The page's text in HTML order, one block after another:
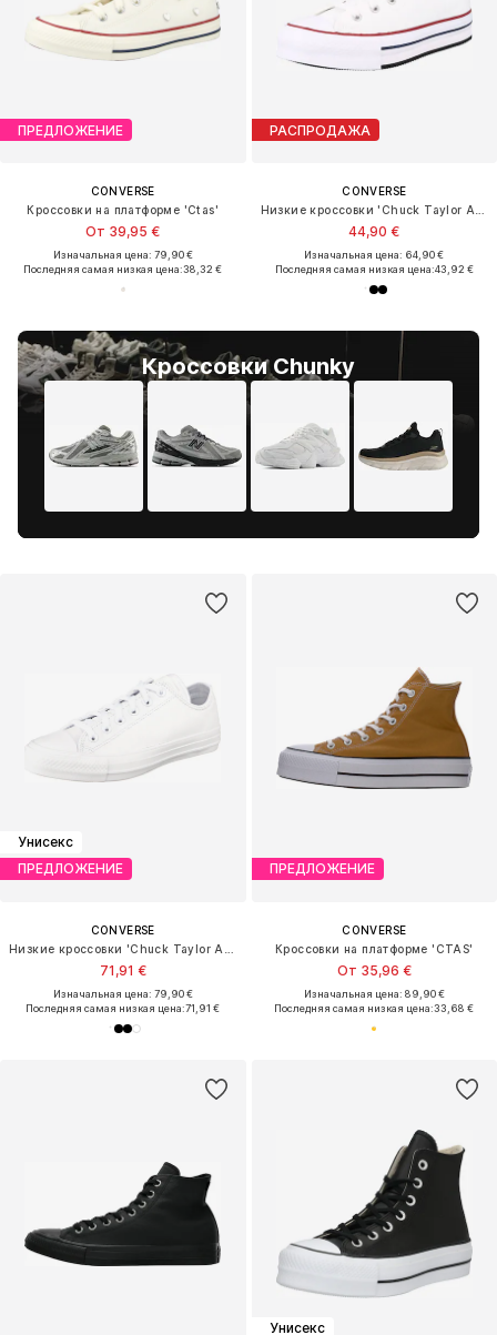
ПРЕДЛОЖЕНИЕ
CONVERSE
Кроссовки на платформе 'Ctas'
От 39,95 €
Изначальная цена: 79,90 €
Последняя самая низкая цена:38,32 €
Кроссовки Chunky
РАСПРОДАЖА
CONVERSE
44,90 €
Изначальная цена: 64,90 €
Последняя самая низкая цена:43,92 €
Унисекс
ПРЕДЛОЖЕНИЕ
CONVERSE
71,91 €
Изначальная цена: 79,90 €
Последняя самая низкая цена:71,91 €
ПРЕДЛОЖЕНИЕ
CONVERSE
Кроссовки на платформе 'CTAS'
От 35,96 €
Изначальная цена: 89,90 €
Последняя самая низкая цена:33,68 €
Унисекс